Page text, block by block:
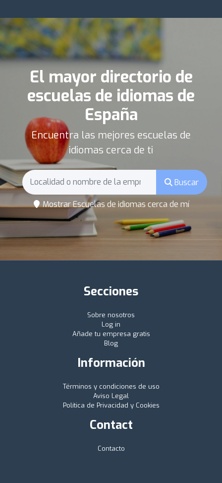
El mayor directorio de
escuelas de idiomas de
España
Encuentra las mejores escuelas de
idiomas cerca de ti
Buscar
Mostrar Escuelas de idiomas cerca de mí
Secciones
Sobre nosotros
Log in
Añade tu empresa gratis
Blog
Información
Términos y condiciones de uso
Aviso Legal
Política de Privacidad y Cookies
Contact
Contacto